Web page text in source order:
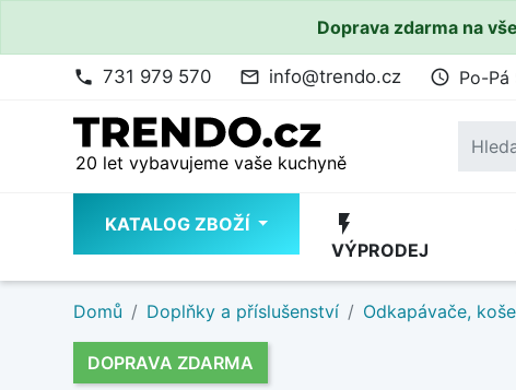
Doprava zdarma na
phone 731 979 570 mail_outline info@trendo.cz access_time Po-Pá
20 let vybavujeme vaše kuchyně
KATALOG ZBOŽÍ flash_on
VÝPRODEJ
Domů Doplňky a příslušenství Odkapávače,
DOPRAVA ZDARMA